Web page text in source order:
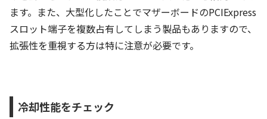
ます。また、大型化したことでマザーボードのPCIExpress
スロット端子を複数占有してしまう製品もありますので、
拡張性を重視する方は特に注意が必要です。
冷却性能をチェック